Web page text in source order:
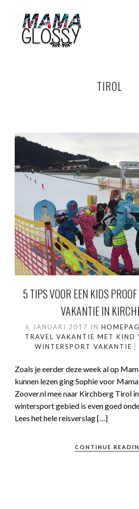
TIROL
5 TIPS VOOR EEN KIDS
VAKANTIE IN
6 JANUARI 2017 IN
TRAVEL VAKANTIE MET KIND
WINTERSPORT VAKANTIE
Zoals je eerder deze week al op
kunnen lezen ging Sophie voor
Zoover.nl mee naar Kirchberg Tirol
wintersport gebied is even goed
Lees het hele reisverslag […]
CONTINUE